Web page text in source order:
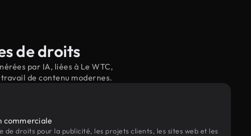
de droits
par IA, liées à Le WTC,
de contenu modernes.
commerciale
de droits pour la publicité, les projets clients, les sites web et les